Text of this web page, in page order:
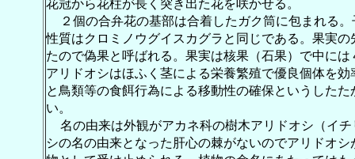
花冠から花柱が長く突き出た花を咲かせる。
２個の合弁花の基部は合着したガク筒に包まれる
性質はクロミノウグイスカグラと同じである。果実
たので偽果と呼ばれる。果実は核果（石果）で中に
アリドオシはほふく茎による栄養繁殖で優良個体を
と鳥類等の食餌行為による移動性の確保というした
い。
名の由来は外観がアカネ科の樹木アリドオシ（イ
シの名の由来となった肝心の棘がないのでアリドオ